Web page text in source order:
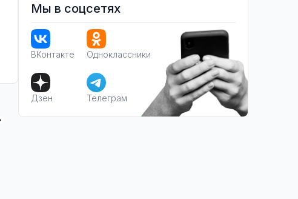
Мы в соцсетях
ВКонтакте Одноклассники
Дзен Телеграм